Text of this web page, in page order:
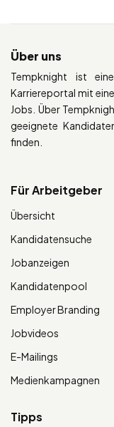
Über uns
Tempknight ist
Karriereportal mit
Jobs. Über
geeignete
finden.
Für Arbeitgeber
Übersicht
Kandidatensuche
Jobanzeigen
Kandidatenpool
Employer Branding
Jobvideos
E-Mailings
Medienkampagnen
Tipps